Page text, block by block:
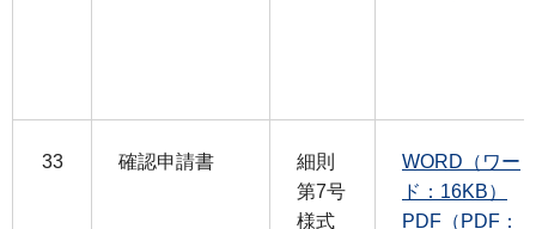
33 確認申請書
細則
第7号
様式
WORD（ワー
ド：16KB）
PDF（PDF：